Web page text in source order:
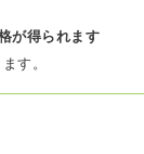
が得られます
す。